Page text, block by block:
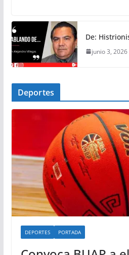
De:
junio 3, 2026
Deportes
DEPORTES PORTADA